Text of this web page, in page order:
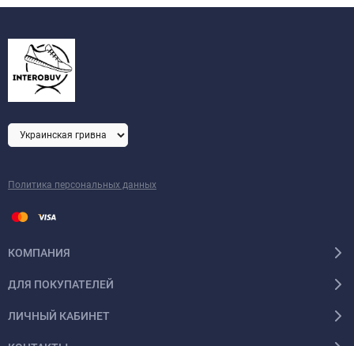
Политика персональных данных
КОМПАНИЯ
ДЛЯ ПОКУПАТЕЛЕЙ
ЛИЧНЫЙ КАБИНЕТ